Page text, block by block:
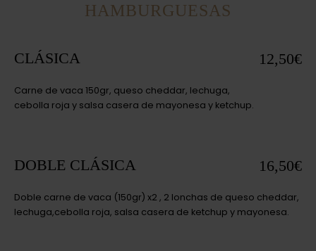
HAMBURGUESAS
CLÁSICA 12,50€
Carne de vaca 150gr, queso cheddar, lechuga,
cebolla roja y salsa casera de mayonesa y ketchup.
DOBLE CLÁSICA 16,50€
Doble carne de vaca (150gr) x2 , 2 lonchas de queso cheddar,
lechuga,cebolla roja, salsa casera de ketchup y mayonesa.